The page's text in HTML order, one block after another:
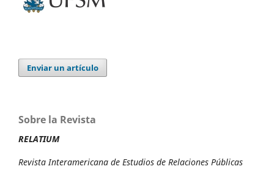
Enviar un artículo
Sobre la Revista
RELATIUM
Revista Interamericana de Estudios de Relaciones Públicas